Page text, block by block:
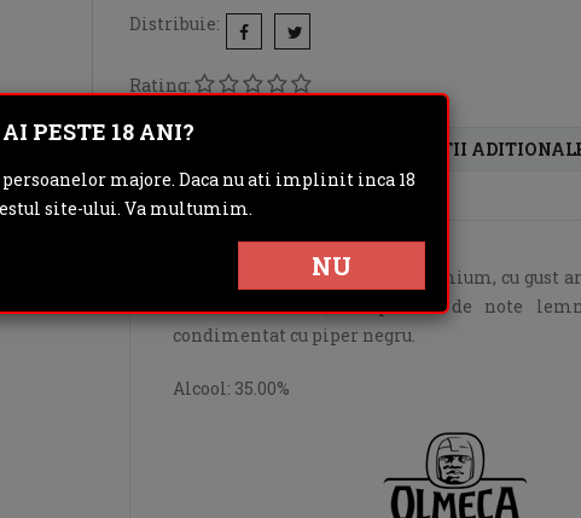
Distribuie:
Rating:
DESCRIERE INFORMATII
OPINII (0)
este o tequila premium, cu gust
citrice si miere, completate de note
condimentat cu piper negru.
Alcool: 35.00%
AI PESTE 18 ANI?
persoanelor majore. Daca nu ati implinit inca 18
site-ului. Va multumim.
NU